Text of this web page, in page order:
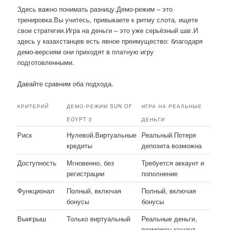
Здесь важно понимать разницу.Демо-режим – это
тренировка.Вы учитесь, привыкаете к ритму слота, ищете
свои стратегии.Игра на деньги – это уже серьёзный шаг.И
здесь у казахстанцев есть явное преимущество: благодаря
демо-версиям они приходят в платную игру
подготовленными.
Давайте сравним оба подхода.
КРИТЕРИЙ
ДЕМО-РЕЖИМ SUN OF
EGYPT 3
ИГРА НА РЕАЛЬНЫЕ
ДЕНЬГИ
Риск
Нулевой.Виртуальные
кредиты
Реальный.Потеря
депозита возможна
Доступность
Мгновенно, без
регистрации
Требуется аккаунт и
пополнение
Функционал
Полный, включая
бонусы
Полный, включая
бонусы
Выигрыш
Только виртуальный
Реальные деньги,